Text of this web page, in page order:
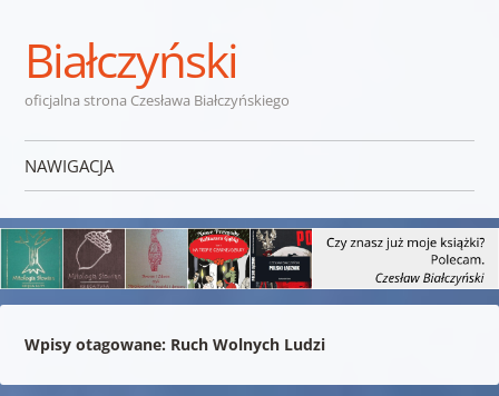
Białczyński
oficjalna strona Czesława Białczyńskiego
NAWIGACJA
Wpisy otagowane: Ruch Wolnych Ludzi